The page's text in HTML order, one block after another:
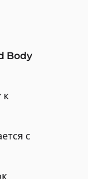
Body
к
с